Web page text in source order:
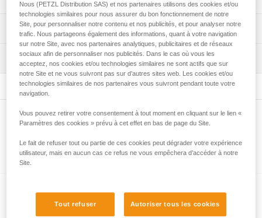
frontale et une batterie ou des piles de rechange.
Permet de protéger la lampe frontale des produits
chimiques ou des outils lors du stockage.
Peut se porter à la ceinture en toute sécurité, grâce à sa
sangle verrouillable par un bouton-pression.
Compatible avec les lampes frontales des gammes ARIA
et PIXA, ainsi que la lampe frontale SWIFT RL.
Poids: 58 g
Spécifications référence(s)
Référence : E073DA00
Garantie : 3 ans
Conditionnement : 1
Informations techniques
FAQ
Voir tous les contenus techniques
Inspection
Autres produits
Produits complémentaires
ARIA® 2R
Nous (PETZL Distribution SAS) et nos partenaires utilisons des cookies et/ou
technologies similaires pour nous assurer du bon fonctionnement de notre
Site, pour personnaliser notre contenu et nos publicités, et pour analyser notre
trafic. Nous partageons également des informations, quant à votre navigation
sur notre Site, avec nos partenaires analytiques, publicitaires et de réseaux
sociaux afin de personnaliser nos publicités. Dans le cas où vous les
acceptez, nos cookies et/ou technologies similaires ne sont actifs que sur
notre Site et ne vous suivront pas sur d’autres sites web. Les cookies et/ou
technologies similaires de nos partenaires vous suivront pendant toute votre
navigation.
Vous pouvez retirer votre consentement à tout moment en cliquant sur le lien «
Paramètres des cookies » prévu à cet effet en bas de page du Site.
Le fait de refuser tout ou partie de ces cookies peut dégrader votre expérience
utilisateur, mais en aucun cas ce refus ne vous empêchera d’accéder à notre
Site.
Tout refuser Autoriser tous les cookies